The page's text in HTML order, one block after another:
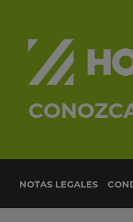
NOTAS LEGALES